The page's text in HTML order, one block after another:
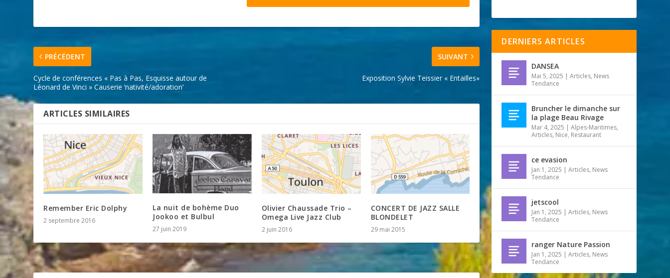
PRÉCÉDENT
Cycle de conférences « Pas à Pas, Esquisse autour de
Léonard de Vinci » Causerie ‘nativité/adoration’
SUIVANT
Exposition Sylvie Teissier « Entailles»
ARTICLES SIMILAIRES
Remember Eric Dolphy
2 septembre 2016
La nuit de bohème Duo
Jookoo et Bulbul
27 juin 2019
Olivier Chaussade Trio –
Omega Live Jazz Club
2 juin 2016
CONCERT DE JAZZ SALLE
BLONDELET
29 mai 2015
DERNIERS ARTICLES
DANSEA
Mai 5, 2025 |Articles, News
Tendance
Bruncher le dimanche sur
la plage Beau Rivage
Mar 4, 2025 |Alpes-Maritimes,
Articles, Nice, Restaurant
ce evasion
Jan 1, 2025 |Articles, News
Tendance
jetscool
Jan 1, 2025 |Articles, News
Tendance
ranger Nature Passion
Jan 1, 2025 |Articles, News
Tendance